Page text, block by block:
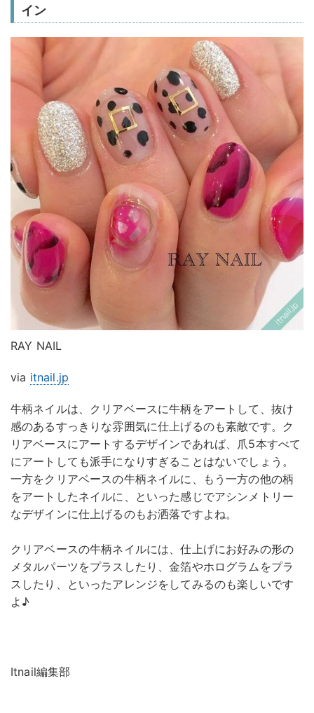
イン
RAY NAIL
via itnail.jp
牛柄ネイルは、クリアベースに牛柄をアートして、抜け
感のあるすっきりな雰囲気に仕上げるのも素敵です。ク
リアベースにアートするデザインであれば、爪5本すべて
にアートしても派手になりすぎることはないでしょう。
一方をクリアベースの牛柄ネイルに、もう一方の他の柄
をアートしたネイルに、といった感じでアシンメトリー
なデザインに仕上げるのもお洒落ですよね。
クリアベースの牛柄ネイルには、仕上げにお好みの形の
メタルパーツをプラスしたり、金箔やホログラムをプラ
スしたり、といったアレンジをしてみるのも楽しいです
よ♪
Itnail編集部